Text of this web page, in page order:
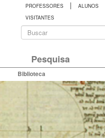
PROFESSORES | ALUNOS
VISITANTES
Formulário
busca
Pesquisa
Biblioteca